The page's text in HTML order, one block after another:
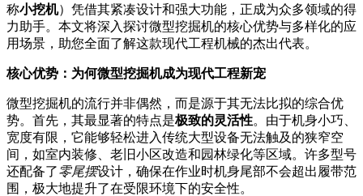
称小挖机）凭借其紧凑设计和强大功能，正成为众多领域的得
力助手。本文将深入探讨微型挖掘机的核心优势与多样化的应
用场景，助您全面了解这款现代工程机械的杰出代表。
核心优势：为何微型挖掘机成为现代工程新宠
微型挖掘机的流行并非偶然，而是源于其无法比拟的综合优
势。首先，其最显著的特点是极致的灵活性。由于机身小巧、
宽度有限，它能够轻松进入传统大型设备无法触及的狭窄空
间，如室内装修、老旧小区改造和园林绿化等区域。许多型号
还配备了零尾摆设计，确保在作业时机身尾部不会超出履带范
围，极大地提升了在受限环境下的安全性。